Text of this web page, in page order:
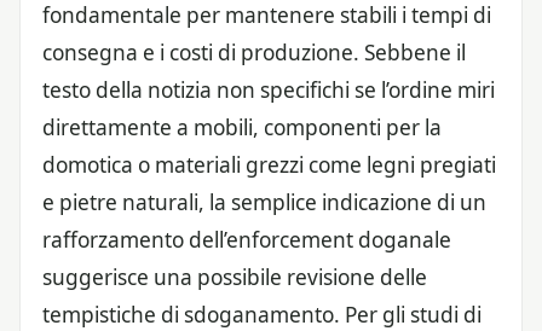
fondamentale per mantenere stabili i tempi di
consegna e i costi di produzione. Sebbene il
testo della notizia non specifichi se l’ordine miri
direttamente a mobili, componenti per la
domotica o materiali grezzi come legni pregiati
e pietre naturali, la semplice indicazione di un
rafforzamento dell’enforcement doganale
suggerisce una possibile revisione delle
tempistiche di sdoganamento. Per gli studi di